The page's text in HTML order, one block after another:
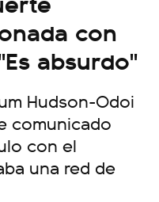
con
absurdo"
Hudson-Odoi
comunicado
con el
una red de